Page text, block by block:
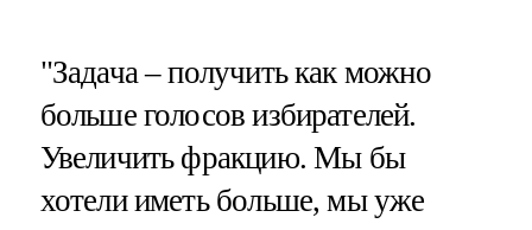
"Задача – получить как можно
больше голосов избирателей.
Увеличить фракцию. Мы бы
хотели иметь больше, мы уже